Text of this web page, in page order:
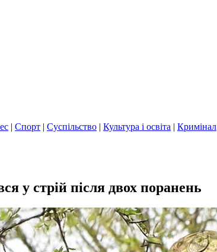
| Спорт | Суспільство | Культура і освіта | Кримінал
у стрій після двох поранень